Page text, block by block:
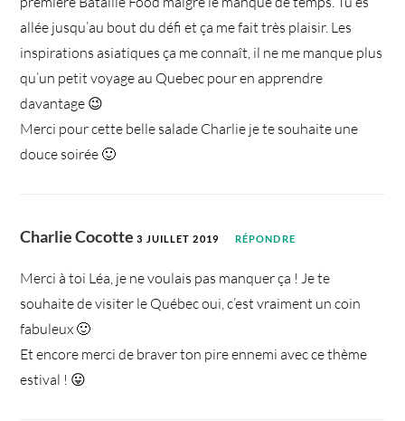
allée jusqu’au bout du défi et ça me fait très plaisir. Les
inspirations asiatiques ça me connaît, il ne me manque plus
qu’un petit voyage au Quebec pour en apprendre
davantage 😉
Merci pour cette belle salade Charlie je te souhaite une
douce soirée 🙂
Charlie Cocotte 3 JUILLET 2019 RÉPONDRE
Merci à toi Léa, je ne voulais pas manquer ça ! Je te
souhaite de visiter le Québec oui, c’est vraiment un coin
fabuleux 🙂
Et encore merci de braver ton pire ennemi avec ce thème
estival ! 😛